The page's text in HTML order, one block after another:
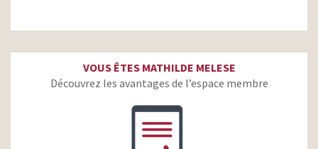
VOUS ÊTES MATHILDE MELESE
Découvrez les avantages de l’espace membre